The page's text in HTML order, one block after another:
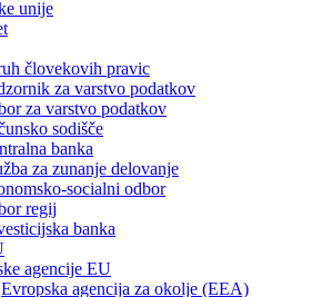
unije
človekovih pravic
za varstvo podatkov
za varstvo podatkov
sodišče
banka
za zunanje delovanje
socialni odbor
regij
banka
agencije EU
Evropska agencija za okolje (EEA)